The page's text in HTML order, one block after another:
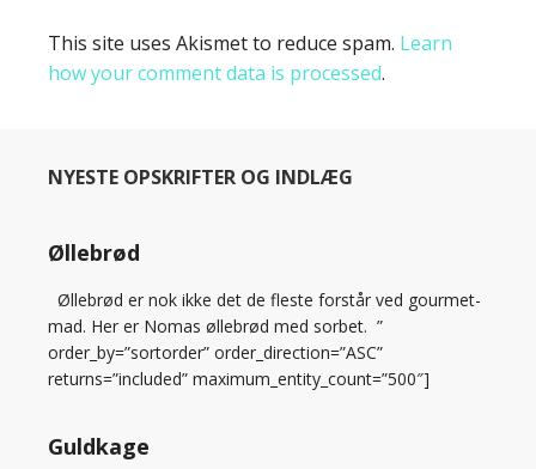
This site uses Akismet to reduce spam. Learn
how your comment data is processed.
NYESTE OPSKRIFTER OG INDLÆG
Øllebrød
Øllebrød er nok ikke det de fleste forstår ved gourmet-
mad. Her er Nomas øllebrød med sorbet. ”
order_by=”sortorder” order_direction=”ASC”
returns=”included” maximum_entity_count=”500″]
Guldkage